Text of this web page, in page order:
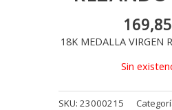
169,85
18K MEDALLA VIRGEN
Sin
SKU: 23000215